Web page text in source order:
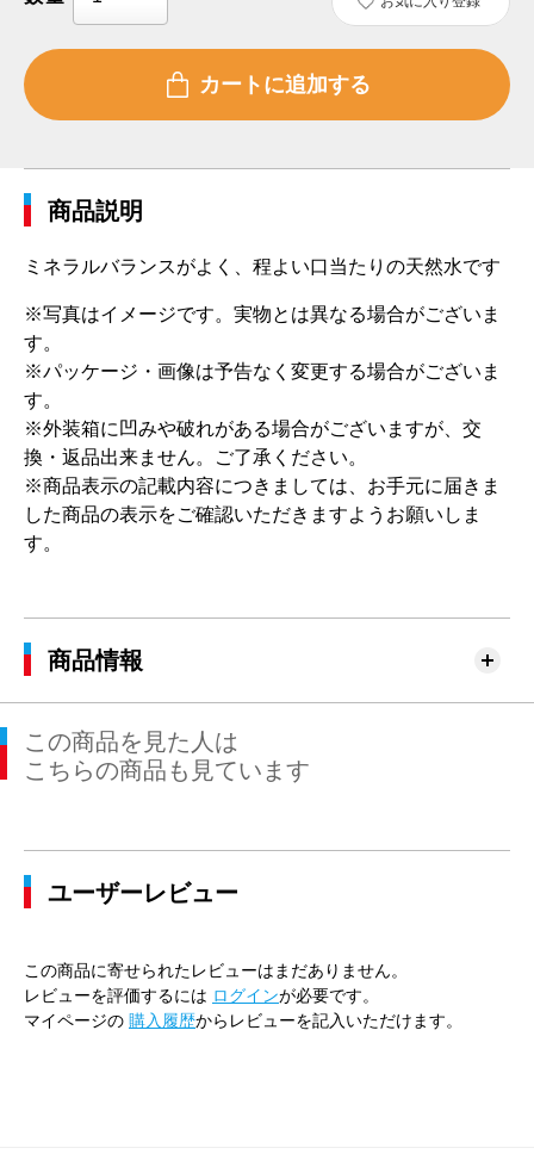
商品説明
ミネラルバランスがよく、程よい口当たりの天然水です
※写真はイメージです。実物とは異なる場合がございま
す。
※パッケージ・画像は予告なく変更する場合がございま
す。
※外装箱に凹みや破れがある場合がございますが、交
換・返品出来ません。ご了承ください。
※商品表示の記載内容につきましては、お手元に届きま
した商品の表示をご確認いただきますようお願いしま
す。
商品情報
この商品を見た人は
こちらの商品も見ています
ユーザーレビュー
この商品に寄せられたレビューはまだありません。
レビューを評価するには ログインが必要です。
マイページの 購入履歴からレビューを記入いただけます。